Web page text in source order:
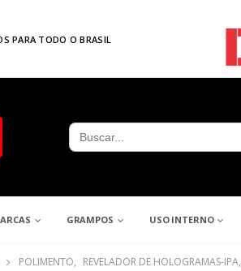
PARA TODO O BRASIL
Search
for:
GRAMPOS USO INTERNO
POLIMENTO, REVELADOR DE HOLOGRAMAS-IPA,